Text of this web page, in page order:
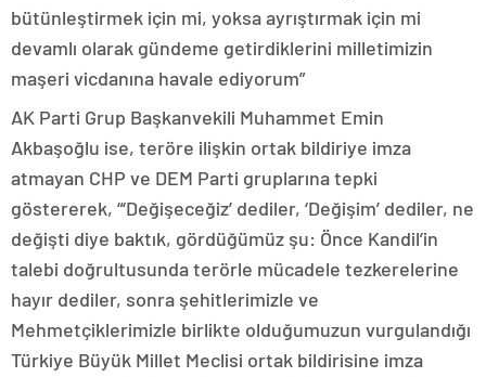
bütünleştirmek için mi, yoksa ayrıştırmak için mi
devamlı olarak gündeme getirdiklerini milletimizin
maşeri vicdanına havale ediyorum”
AK Parti Grup Başkanvekili Muhammet Emin
Akbaşoğlu ise, teröre ilişkin ortak bildiriye imza
atmayan CHP ve DEM Parti gruplarına tepki
göstererek, “‘Değişeceğiz’ dediler, ‘Değişim’ dediler, ne
değişti diye baktık, gördüğümüz şu: Önce Kandil’in
talebi doğrultusunda terörle mücadele tezkerelerine
hayır dediler, sonra şehitlerimizle ve
Mehmetçiklerimizle birlikte olduğumuzun vurgulandığı
Türkiye Büyük Millet Meclisi ortak bildirisine imza